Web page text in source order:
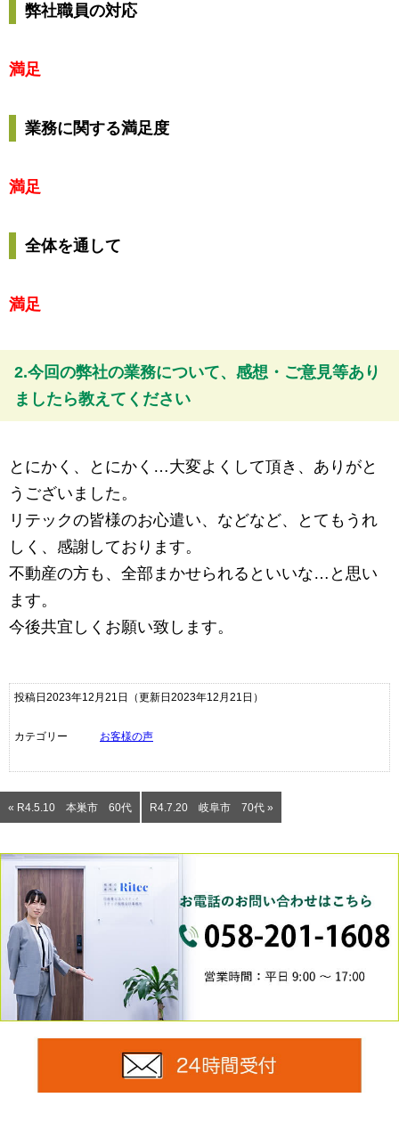
弊社職員の対応
満足
業務に関する満足度
満足
全体を通して
満足
2.今回の弊社の業務について、感想・ご意見等あり
ましたら教えてください
とにかく、とにかく…大変よくして頂き、ありがと
うございました。
リテックの皆様のお心遣い、などなど、とてもうれ
しく、感謝しております。
不動産の方も、全部まかせられるといいな…と思い
ます。
今後共宜しくお願い致します。
投稿日2023年12月21日 （更新日2023年12月21日）
カテゴリー お客様の声
« R4.5.10 本巣市 60代 R4.7.20 岐阜市 70代 »